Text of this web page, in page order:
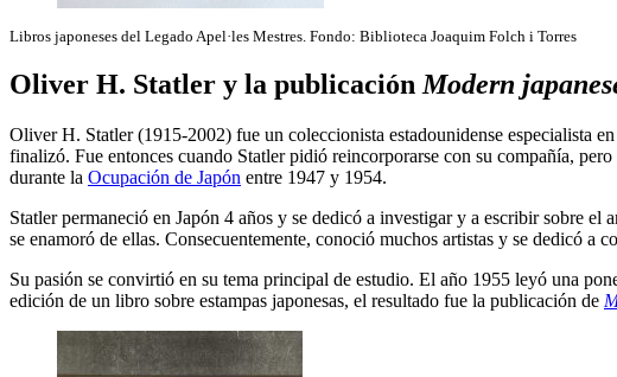
Libros japoneses del Legado Apel·les Mestres. Fondo: Biblioteca Joaquim Folch i Torres
Oliver H. Statler y la publicaciónModern
Oliver H. Statler (1915-2002) fue un coleccionista estadounidense especialista
finalizó. Fue entonces cuando Statler pidió reincorporarse con su compañía,
durante la Ocupación de Japón entre 1947 y 1954.
Statler permaneció en Japón 4 años y se dedicó a investigar y a escribir sobre el
se enamoró de ellas. Consecuentemente, conoció muchos artistas y se dedicó a
Su pasión se convirtió en su tema principal de estudio. El año 1955 leyó una
edición de un libro sobre estampas japonesas, el resultado fue la publicación de